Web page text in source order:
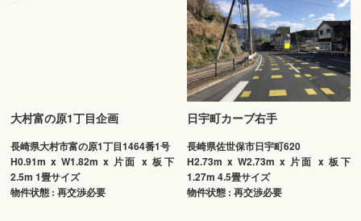
大村富の原1丁目企画
長崎県大村市富の原1丁目1464番1号
H0.91m x W1.82m x 片面 x 板下
2.5m 1畳サイズ
物件状態 : 再交渉必要
日宇町カーブ右手
長崎県佐世保市日宇町620
H2.73m x W2.73m x 片面 x 板下
1.27m 4.5畳サイズ
物件状態 : 再交渉必要